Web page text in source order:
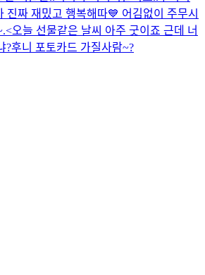
진짜 재밌고 행복해따💙 어김없이 주무시
오늘 선물같은 날씨 아주 굿이죠 근데 너
?후니 포토카드 가질사람~?